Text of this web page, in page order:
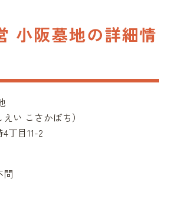
小阪墓地の詳細情
い こさかぼち）
丁目11-2
問